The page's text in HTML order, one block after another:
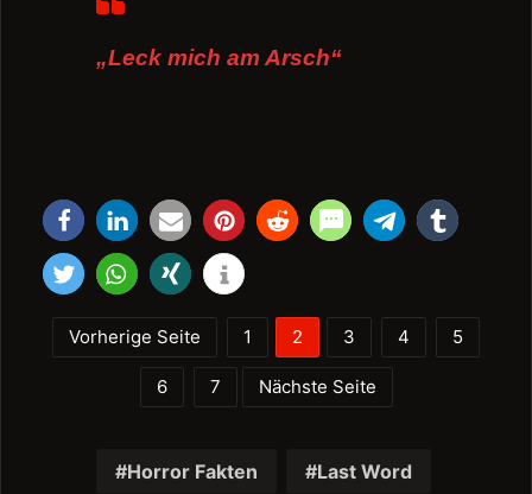
„Leck mich am Arsch“
Vorherige Seite 1 2 3 4 5
6 7 Nächste Seite
Horror Fakten Last Word